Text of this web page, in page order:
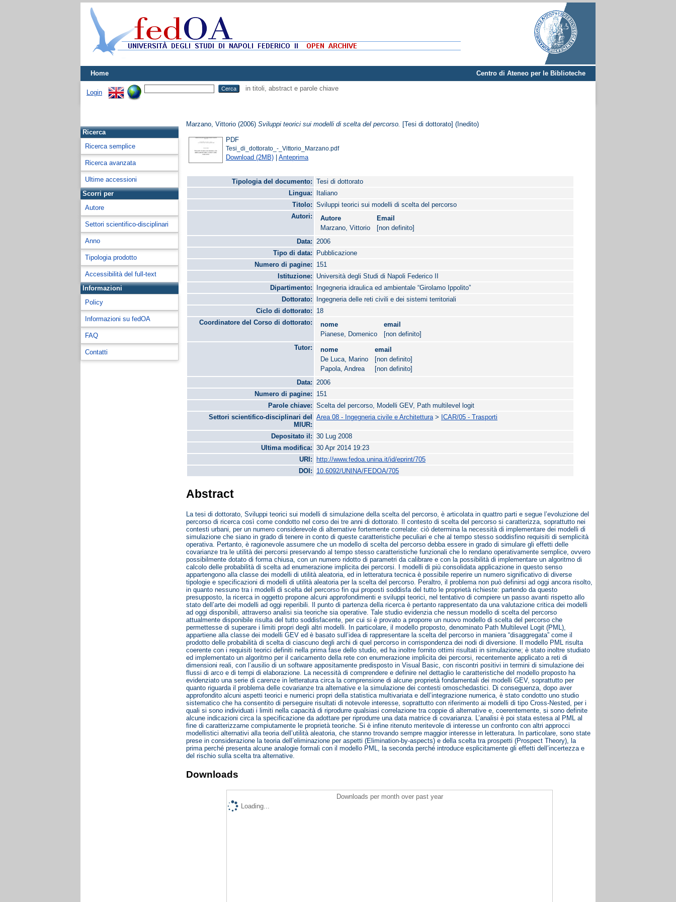
Home Centro di Ateneo per le Biblioteche
Login
in titoli, abstract e parole chiave
Ricerca
Ricerca semplice
Ricerca avanzata
Ultime accessioni
Scorri per
Autore
Settori scientifico-disciplinari
Anno
Tipologia prodotto
Accessibilità del full-text
Informazioni
Policy
Informazioni su fedOA
FAQ
Contatti
Marzano, Vittorio (2006)Sviluppi teorici sui modelli di scelta del percorso. [Tesi di dottorato] (Inedito)
PDF
Tesi_di_dottorato_-_Vittorio_Marzano.pdf
Download (2MB) |Anteprima
Tipologia del documento:
Tesi di dottorato
Lingua:
Italiano
Titolo:
Sviluppi teorici sui modelli di scelta del percorso
Autori:
Autore
Email
Marzano, Vittorio
[non definito]
Data:
2006
Tipo di data:
Pubblicazione
Numero di pagine:
151
Istituzione:
Università degli Studi di Napoli Federico II
Dipartimento:
Ingegneria idraulica ed ambientale “Girolamo Ippolito”
Dottorato:
Ingegneria delle reti civili e dei sistemi territoriali
Ciclo di dottorato:
18
Coordinatore del Corso di dottorato:
nome
email
Pianese, Domenico
[non definito]
Tutor:
nome
email
De Luca, Marino
[non definito]
Papola, Andrea
[non definito]
Data:
2006
Numero di pagine:
151
Parole chiave:
Scelta del percorso, Modelli GEV, Path multilevel logit
Settori scientifico-disciplinari del
MIUR:
Area 08 - Ingegneria civile e Architettura> ICAR/05 - Trasporti
Depositato il:
30 Lug 2008
Ultima modifica:
30 Apr 2014 19:23
URI:
http://www.fedoa.unina.it/id/eprint/705
DOI:
10.6092/UNINA/FEDOA/705
Abstract
La tesi di dottorato, Sviluppi teorici sui modelli di simulazione della scelta del percorso, è articolata in quattro parti e segue l’evoluzione del
percorso di ricerca così come condotto nel corso dei tre anni di dottorato. Il contesto di scelta del percorso si caratterizza, soprattutto nei
contesti urbani, per un numero considerevole di alternative fortemente correlate: ciò determina la necessità di implementare dei modelli di
simulazione che siano in grado di tenere in conto di queste caratteristiche peculiari e che al tempo stesso soddisfino requisiti di semplicità
operativa. Pertanto, è ragionevole assumere che un modello di scelta del percorso debba essere in grado di simulare gli effetti delle
covarianze tra le utilità dei percorsi preservando al tempo stesso caratteristiche funzionali che lo rendano operativamente semplice, ovvero
possibilmente dotato di forma chiusa, con un numero ridotto di parametri da calibrare e con la possibilità di implementare un algoritmo di
calcolo delle probabilità di scelta ad enumerazione implicita dei percorsi. I modelli di più consolidata applicazione in questo senso
appartengono alla classe dei modelli di utilità aleatoria, ed in letteratura tecnica è possibile reperire un numero significativo di diverse
tipologie e specificazioni di modelli di utilità aleatoria per la scelta del percorso. Peraltro, il problema non può definirsi ad oggi ancora risolto,
in quanto nessuno tra i modelli di scelta del percorso fin qui proposti soddisfa del tutto le proprietà richieste: partendo da questo
presupposto, la ricerca in oggetto propone alcuni approfondimenti e sviluppi teorici, nel tentativo di compiere un passo avanti rispetto allo
stato dell’arte dei modelli ad oggi reperibili. Il punto di partenza della ricerca è pertanto rappresentato da una valutazione critica dei modelli
ad oggi disponibili, attraverso analisi sia teoriche sia operative. Tale studio evidenzia che nessun modello di scelta del percorso
attualmente disponibile risulta del tutto soddisfacente, per cui si è provato a proporre un nuovo modello di scelta del percorso che
permettesse di superare i limiti propri degli altri modelli. In particolare, il modello proposto, denominato Path Multilevel Logit (PML),
appartiene alla classe dei modelli GEV ed è basato sull’idea di rappresentare la scelta del percorso in maniera “disaggregata” come il
prodotto delle probabilità di scelta di ciascuno degli archi di quel percorso in corrispondenza dei nodi di diversione. Il modello PML risulta
coerente con i requisiti teorici definiti nella prima fase dello studio, ed ha inoltre fornito ottimi risultati in simulazione; è stato inoltre studiato
ed implementato un algoritmo per il caricamento della rete con enumerazione implicita dei percorsi, recentemente applicato a reti di
dimensioni reali, con l’ausilio di un software appositamente predisposto in Visual Basic, con riscontri positivi in termini di simulazione dei
flussi di arco e di tempi di elaborazione. La necessità di comprendere e definire nel dettaglio le caratteristiche del modello proposto ha
evidenziato una serie di carenze in letteratura circa la comprensione di alcune proprietà fondamentali dei modelli GEV, soprattutto per
quanto riguarda il problema delle covarianze tra alternative e la simulazione dei contesti omoschedastici. Di conseguenza, dopo aver
approfondito alcuni aspetti teorici e numerici propri della statistica multivariata e dell’integrazione numerica, è stato condotto uno studio
sistematico che ha consentito di perseguire risultati di notevole interesse, soprattutto con riferimento ai modelli di tipo Cross-Nested, per i
quali si sono individuati i limiti nella capacità di riprodurre qualsiasi correlazione tra coppie di alternative e, coerentemente, si sono definite
alcune indicazioni circa la specificazione da adottare per riprodurre una data matrice di covarianza. L’analisi è poi stata estesa al PML al
fine di caratterizzarne compiutamente le proprietà teoriche. Si è infine ritenuto meritevole di interesse un confronto con altri approcci
modellistici alternativi alla teoria dell’utilità aleatoria, che stanno trovando sempre maggior interesse in letteratura. In particolare, sono state
prese in considerazione la teoria dell’eliminazione per aspetti (Elimination-by-aspects) e della scelta tra prospetti (Prospect Theory), la
prima perché presenta alcune analogie formali con il modello PML, la seconda perché introduce esplicitamente gli effetti dell’incertezza e
del rischio sulla scelta tra alternative.
Downloads
Downloads per month over past year
Loading...